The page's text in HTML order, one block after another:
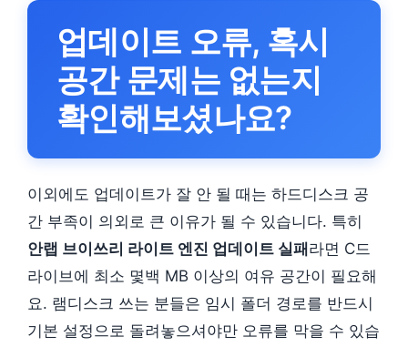
업데이트 오류, 혹시
공간 문제는 없는지
확인해보셨나요?
이외에도 업데이트가 잘 안 될 때는 하드디스크 공
간 부족이 의외로 큰 이유가 될 수 있습니다. 특히
안랩 브이쓰리 라이트 엔진 업데이트 실패라면 C드
라이브에 최소 몇백 MB 이상의 여유 공간이 필요해
요. 램디스크 쓰는 분들은 임시 폴더 경로를 반드시
기본 설정으로 돌려놓으셔야만 오류를 막을 수 있습